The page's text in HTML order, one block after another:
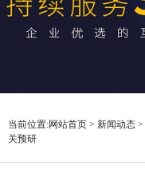
Google推广
关于我们
当前位置:网站首页 > 新闻动态 >
关预研